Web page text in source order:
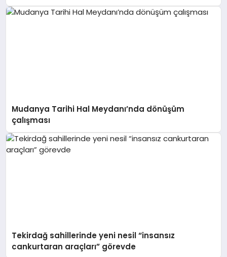
Mudanya Tarihi Hal Meydanı’nda dönüşüm
çalışması
Tekirdağ sahillerinde yeni nesil “insansız
cankurtaran araçları” görevde